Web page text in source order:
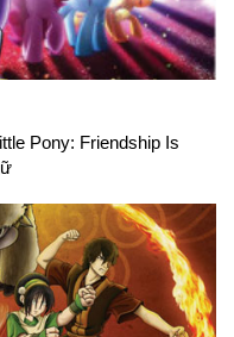
Pony: Friendship Is